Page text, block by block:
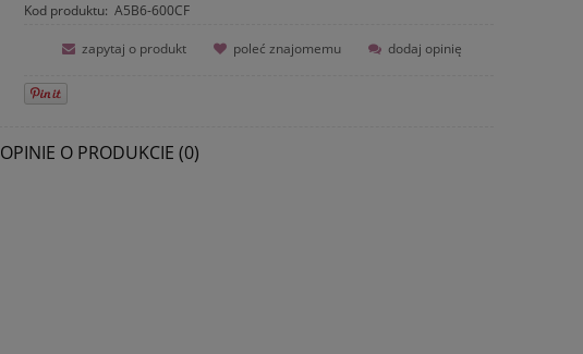
Kod produktu: A5B6-600CF
zapytaj o produkt poleć znajomemu dodaj opinię
OPINIE O PRODUKCIE (0)